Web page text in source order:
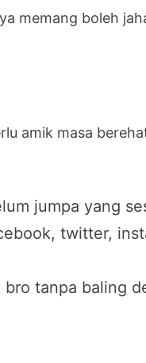
memang boleh
amik masa
jumpa yang
twitter,
tanpa baling